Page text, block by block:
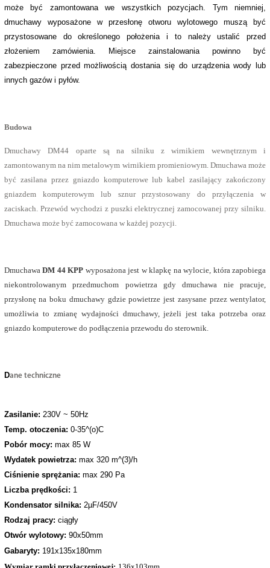
może być zamontowana we wszystkich pozycjach. Tym niemniej,
dmuchawy wyposażone w przesłonę otworu wylotowego muszą być
przystosowane do określonego położenia i to należy ustalić przed
złożeniem zamówienia. Miejsce zainstalowania powinno być
zabezpieczone przed możliwością dostania się do urządzenia wody lub
innych gazów i pyłów.
Budowa
Dmuchawy DM44 oparte są na silniku z wirnikiem wewnętrznym i
zamontowanym na nim metalowym wirnikiem promieniowym. Dmuchawa może
być zasilana przez gniazdo komputerowe lub kabel zasilający zakończony
gniazdem komputerowym lub sznur przystosowany do przyłączenia w
zaciskach. Przewód wychodzi z puszki elektrycznej zamocowanej przy silniku.
Dmuchawa może być zamocowana w każdej pozycji.
DmuchawaDM 44 KPP wyposażona jest w klapkę na wylocie, która zapobiega
niekontrolowanym przedmuchom powietrza gdy dmuchawa nie pracuje,
przysłonę na boku dmuchawy gdzie powietrze jest zasysane przez wentylator,
umożliwia to zmianę wydajności dmuchawy, jeżeli jest taka potrzeba oraz
gniazdo komputerowe do podłączenia przewodu do sterownik.
Dane techniczne
Zasilanie: 230V ~ 50Hz
Temp. otoczenia: 0-35^(o)C
Pobór mocy: max 85 W
Wydatek powietrza: max 320 m^(3)/h
Ciśnienie sprężania: max 290 Pa
Liczba prędkości: 1
Kondensator silnika: 2µF/450V
Rodzaj pracy: ciągły
Otwór wylotowy: 90x50mm
Gabaryty: 191x135x180mm